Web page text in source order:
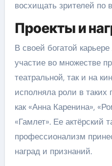
восхищать зрителей по
Проекты и
В своей богатой
участие во множестве
театральной, так и на
исполняла роли в таких
как «Анна Каренина»,
«Гамлет». Ее актёрский
профессионализм
наград и признаний.